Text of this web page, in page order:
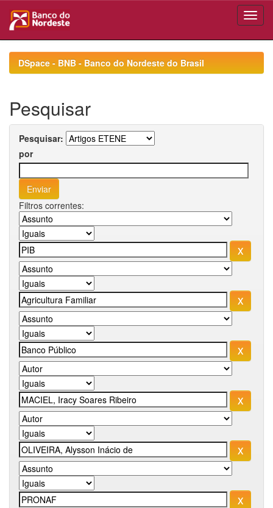
navigationDSpace - BNB - Banco do Nordeste do Brasil
Pesquisar
Pesquisar:
por
Filtros correntes: